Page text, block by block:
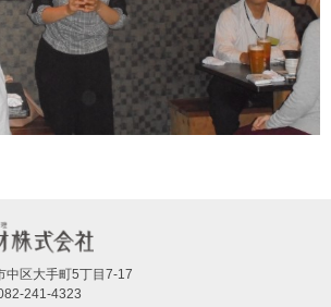
中区大手町5丁目7-17
241-4323